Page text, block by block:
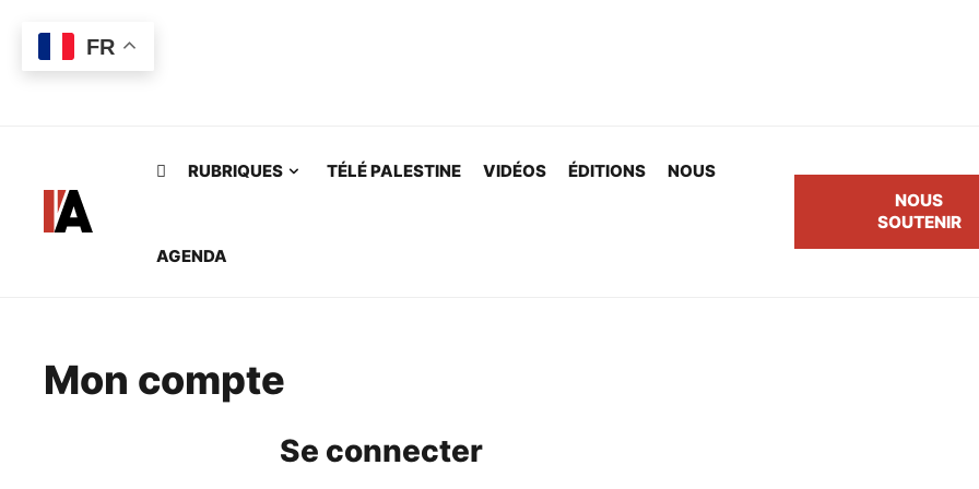
RUBRIQUES TÉLÉ PALESTINE VIDÉOS ÉDITIONS NOUS
AGENDA
NOUS
SOUTENIR
Mon compte
Se connecter
FR